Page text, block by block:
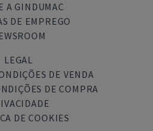
A GINDUMAC
DE EMPREGO
LEGAL
DE VENDA
DE COMPRA
DE COOKIES